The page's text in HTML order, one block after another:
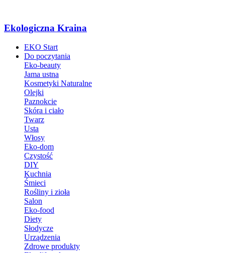
Ekologiczna Kraina
EKO Start
Do poczytania
Eko-beauty
Jama ustna
Kosmetyki Naturalne
Olejki
Paznokcie
Skóra i ciało
Twarz
Usta
Włosy
Eko-dom
Czystość
DIY
Kuchnia
Śmieci
Rośliny i zioła
Salon
Eko-food
Diety
Słodycze
Urządzenia
Zdrowe produkty